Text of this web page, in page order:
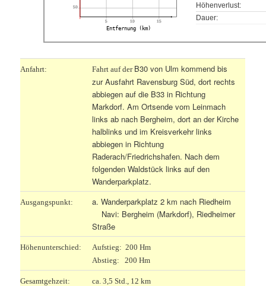
50
5 10 15
Entfernung (km)
Höhenverlust:
Dauer:
Anfahrt: Fahrt auf der B30 von Ulm kommend bis
zur Ausfahrt Ravensburg Süd, dort rechts
abbiegen auf die B33 in Richtung
Markdorf. Am Ortsende vom Leinmach
links ab nach Bergheim, dort an der Kirche
halblinks und im Kreisverkehr links
abbiegen in Richtung
Raderach/Friedrichshafen. Nach dem
folgenden Waldstück links auf den
Wanderparkplatz.
Ausgangspunkt:
a. Wanderparkplatz 2 km nach Riedheim
Navi: Bergheim (Markdorf), Riedheimer
Straße
Höhenunterschied:
Aufstieg: 200 Hm
Abstieg: 200 Hm
Gesamtgehzeit: ca. 3,5 Std., 12 km